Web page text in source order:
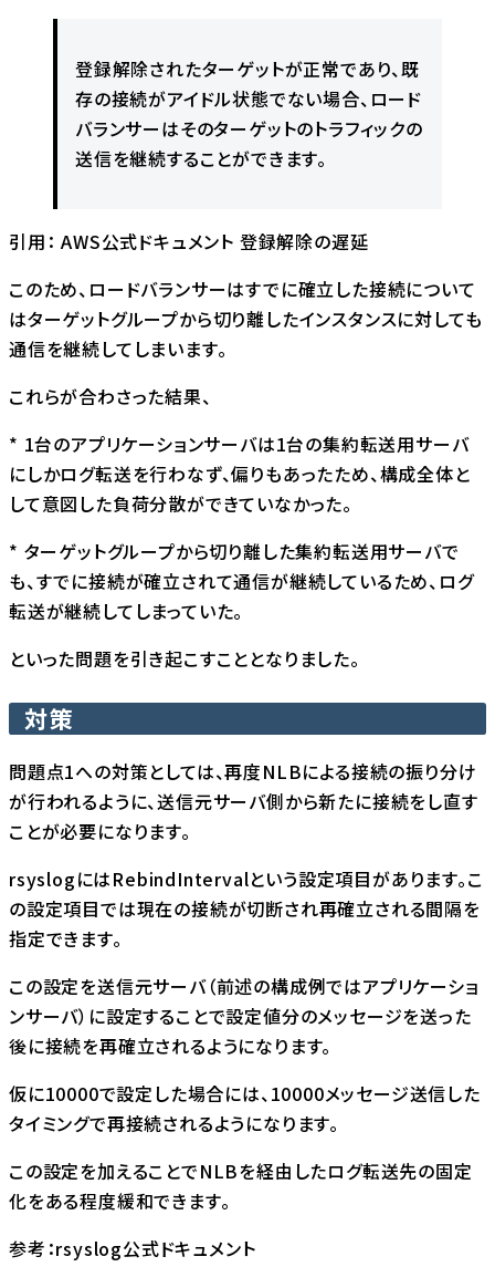
登録解除されたターゲットが正常であり、既
存の接続がアイドル状態でない場合、ロード
バランサーはそのターゲットのトラフィックの
送信を継続することができます。
引用：AWS公式ドキュメント 登録解除の遅延
このため、ロードバランサーはすでに確立した接続について
はターゲットグループから切り離したインスタンスに対しても
通信を継続してしまいます。
これらが合わさった結果、
* 1台のアプリケーションサーバは1台の集約転送⽤サーバ
にしかログ転送を行わなず、偏りもあったため、構成全体と
して意図した負荷分散ができていなかった。
* ターゲットグループから切り離した集約転送⽤サーバで
も、すでに接続が確立されて通信が継続しているため、ログ
転送が継続してしまっていた。
といった問題を引き起こすこととなりました。
対策
問題点1への対策としては、再度NLBによる接続の振り分け
が行われるように、送信元サーバ側から新たに接続をし直す
ことが必要になります。
rsyslogにはRebindIntervalという設定項目があります。こ
の設定項目では現在の接続が切断され再確立される間隔を
指定できます。
この設定を送信元サーバ（前述の構成例ではアプリケーショ
ンサーバ）に設定することで設定値分のメッセージを送った
後に接続を再確立されるようになります。
仮に10000で設定した場合には、10000メッセージ送信した
タイミングで再接続されるようになります。
この設定を加えることでNLBを経由したログ転送先の固定
化をある程度緩和できます。
参考：rsyslog公式ドキュメント